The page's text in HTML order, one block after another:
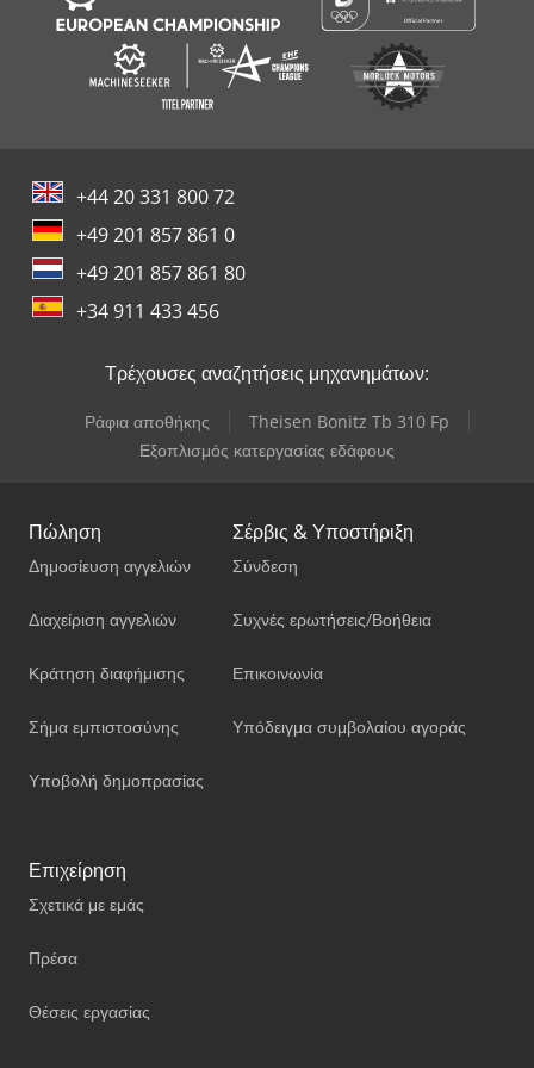
+44 20 331 800 72
+49 201 857 861 0
+49 201 857 861 80
+34 911 433 456
Τρέχουσες αναζητήσεις μηχανημάτων:
Ράφια αποθήκης
Theisen Bonitz Tb 310 Fp
Εξοπλισμός κατεργασίας εδάφους
Πώληση
Δημοσίευση αγγελιών
Διαχείριση αγγελιών
Κράτηση διαφήμισης
Σήμα εμπιστοσύνης
Υποβολή δημοπρασίας
Σέρβις & Υποστήριξη
Σύνδεση
Συχνές ερωτήσεις/Βοήθεια
Επικοινωνία
Υπόδειγμα συμβολαίου αγοράς
Επιχείρηση
Σχετικά με εμάς
Πρέσα
Θέσεις εργασίας